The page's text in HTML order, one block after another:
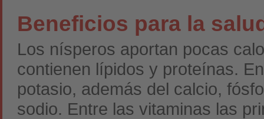
Beneficios para la
Los nísperos aportan pocas
contienen lípidos y proteínas.
potasio, además del calcio,
sodio. Entre las vitaminas las